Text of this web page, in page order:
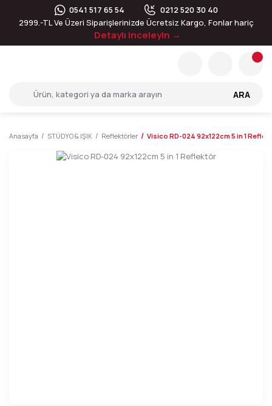
0541 517 65 54
0212 520 30 40
2999.-TL Ve Üzeri Siparişlerinizde Ücretsiz Kargo, Fonlar hariç
Detaylı inceleyin →
ARA
Anasayfa STÜDYO & IŞIK Reflektörler Visico RD-024 92x122cm 5 in 1